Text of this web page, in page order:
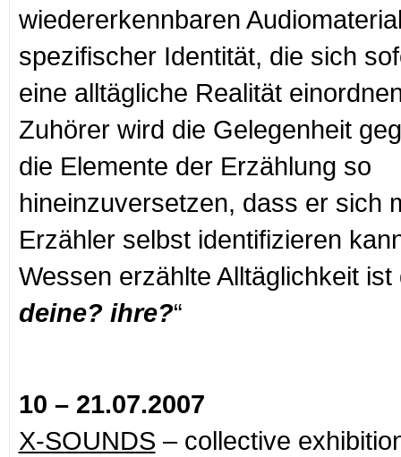
wiedererkennbaren
spezifischer Identität, die sich
eine alltägliche Realität
Zuhörer wird die Gelegenheit
die Elemente der Erzählung so
hineinzuversetzen, dass er sich
Erzähler selbst identifizieren
Wessen erzählte Alltäglichkeit ist
deine? ihre?“
10 – 21.07.2007
X-SOUNDS – collective